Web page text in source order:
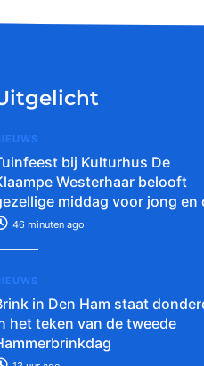
bij Kulturhus De
Westerhaar belooft
middag voor jong en
46 minuten ago
in Den Ham staat
het teken van de tweede